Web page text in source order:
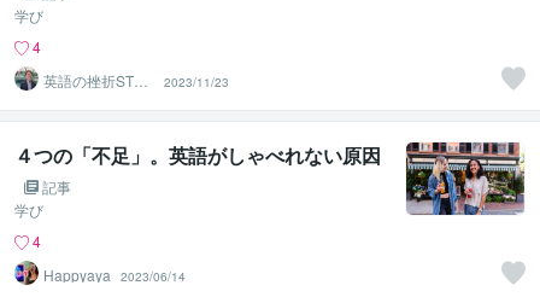
れています！
学び
4
英語の挫折STO
P！伴走コーチ中
村
2023/11/23
４つの「不足」。英語がしゃべれない原因
記事
学び
4
Happyaya
2023/06/14